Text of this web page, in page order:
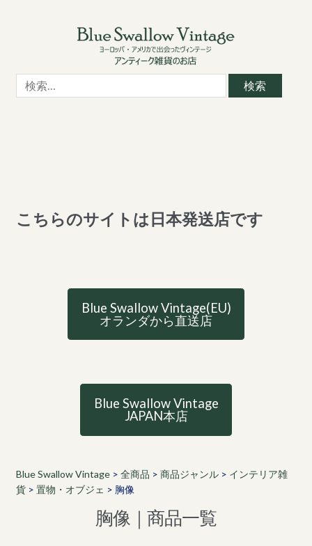
検
索:
こちらのサイトは日本発送店です
Blue Swallow Vintage(EU)
オランダから直送店
Blue Swallow Vintage
JAPAN本店
Blue Swallow Vintage> 全商品 > 商品ジャンル> インテリア雑
貨> 置物・オブジェ > 胸像
胸像｜商品一覧